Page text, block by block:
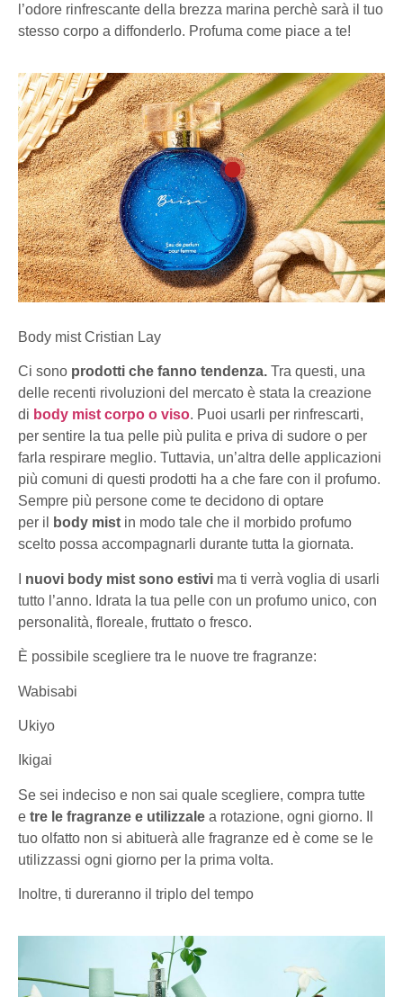
l’odore rinfrescante della brezza marina perchè sarà il tuo
stesso corpo a diffonderlo. Profuma come piace a te!
Body mist Cristian Lay
Ci sono prodotti che fanno tendenza. Tra questi, una
delle recenti rivoluzioni del mercato è stata la creazione
di body mist corpo o viso. Puoi usarli per rinfrescarti,
per sentire la tua pelle più pulita e priva di sudore o per
farla respirare meglio. Tuttavia, un’altra delle applicazioni
più comuni di questi prodotti ha a che fare con il profumo.
Sempre più persone come te decidono di optare
per il
body mist in modo tale che il morbido profumo
scelto possa accompagnarli durante tutta la giornata.
nuovi body mist sono estivi ma ti verrà voglia di usarli
tutto l’anno. Idrata la tua pelle con un profumo unico, con
personalità, floreale, fruttato o fresco.
È possibile scegliere tra le nuove tre fragranze:
Wabisabi
Ukiyo
Ikigai
Se sei indeciso e non sai quale scegliere, compra tutte
e tre le fragranze e utilizzale a rotazione, ogni giorno. Il
tuo olfatto non si abituerà alle fragranze ed è come se le
utilizzassi ogni giorno per la prima volta.
Inoltre, ti dureranno il triplo del tempo